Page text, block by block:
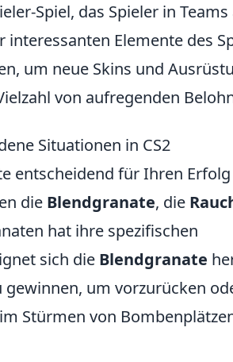
Spiel, das Spieler in
Elemente des
um neue Skins und
von aufregenden
Situationen in CS2
entscheidend für Ihren Erfolg
die Blendgranate, die
hat ihre spezifischen
sich die Blendgranate
um vorzurücken
Stürmen von